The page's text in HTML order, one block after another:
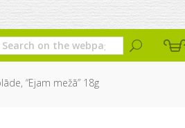
“Ejam mežā” 18g